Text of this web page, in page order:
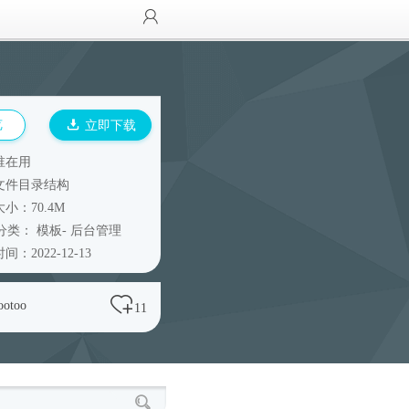
立即下载
在用
件目录结构
小：70.4M
类： 模板- 后台管理
间：2022-12-13
11